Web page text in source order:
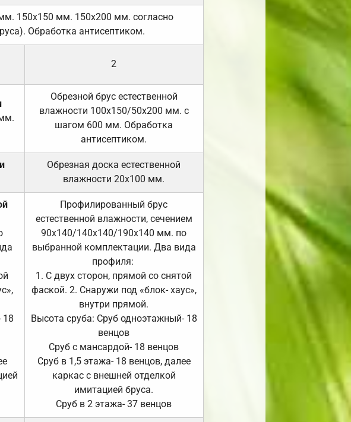
150х150 мм. 150х200 мм. согласно
Обработка антисептиком.
2
Обрезной брус естественной
влажности 100х150/50х200 мм. с
шагом 600 мм. Обработка
антисептиком.
Обрезная доска естественной
влажности 20х100 мм.
18
Профилированный брус
естественной влажности, сечением
90х140/140х140/190х140 мм. по
выбранной комплектации. Два вида
профиля:
1. С двух сторон, прямой со снятой
фаской. 2. Снаружи под «блок- хаус»,
внутри прямой.
Высота сруба: Сруб одноэтажный- 18
венцов
Сруб с мансардой- 18 венцов
Сруб в 1,5 этажа- 18 венцов, далее
каркас с внешней отделкой
имитацией бруса.
Сруб в 2 этажа- 37 венцов